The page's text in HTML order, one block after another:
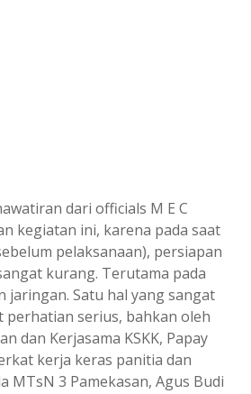
dari officials M E C
kegiatan ini, karena pada saat
pelaksanaan), persiapan
kurang. Terutama pada
jaringan. Satu hal yang sangat
perhatian serius, bahkan oleh
dan Kerjasama KSKK, Papay
kerja keras panitia dan
MTsN 3 Pamekasan, Agus Budi